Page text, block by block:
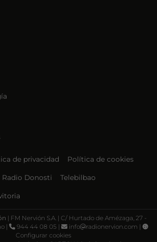
de privacidad Política de cookies
Radio Donosti Telebilbao
| FM Nervión S.A. | C/ Hurtado de Amézaga, 27 -
|
944 44 08 05 | info
radionervion.com |
Configurar cookies